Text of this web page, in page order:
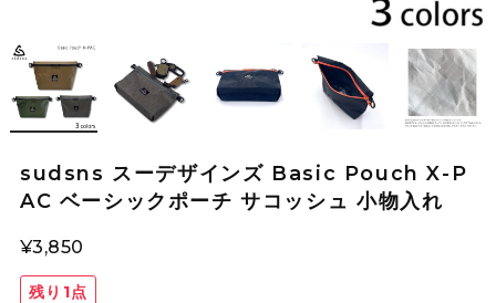
sudsns スーデザインズ Basic Pouch X-P
AC ベーシックポーチ サコッシュ 小物入れ
¥3,850
残り1点